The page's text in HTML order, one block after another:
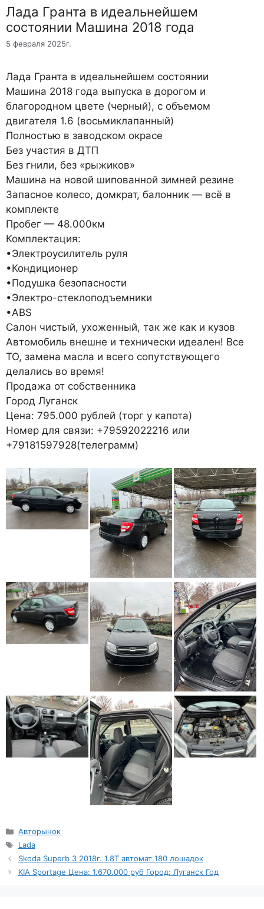
Лада Гранта в идеальнейшем
состоянии Машина 2018 года
5 февраля 2025г.
Лада Гранта в идеальнейшем состоянии
Машина 2018 года выпуска в дорогом и
благородном цвете (черный), с объемом
двигателя 1.6 (восьмиклапанный)
Полностью в заводском окрасе
Без участия в ДТП
Без гнили, без «рыжиков»
Машина на новой шипованной зимней резине
Запасное колесо, домкрат, балонник — всё в
комплекте
Пробег — 48.000км
Комплектация:
•Электроусилитель руля
•Кондиционер
•Подушка безопасности
•Электро-стеклоподъемники
•АBS
Салон чистый, ухоженный, так же как и кузов
Автомобиль внешне и технически идеален! Все
ТО, замена масла и всего сопутствующего
делались во время!
Продажа от собственника
Город Луганск
Цена: 795.000 рублей (торг у капота)
Номер для связи: +79592022216 или
+79181597928(телеграмм)
Рубрики
Авторынок
Метки
Lada
Skoda Superb З 2018г. 1.8T автомат 180 лошадок
KIA Sportage Цена: 1.670.000 руб Город: Луганск Год